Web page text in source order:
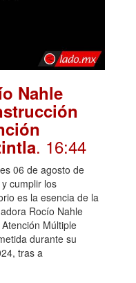
Nahle
. 16:44
06 de agosto de
cumplir los
es la esencia de la
Rocío Nahle
Múltiple
durante su
tras a